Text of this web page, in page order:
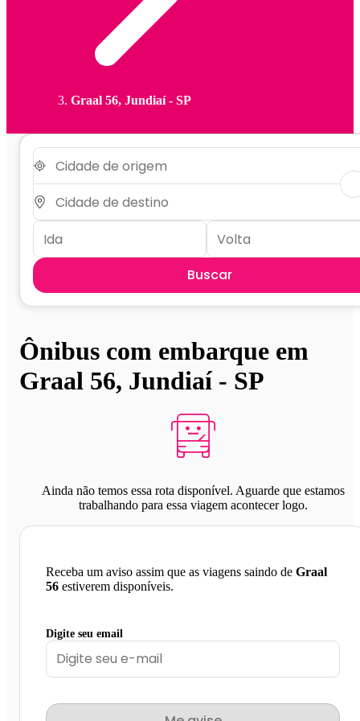
Graal 56, Jundiaí - SP
Buscar
Ônibus com embarque em
Graal 56, Jundiaí - SP
Ainda não temos essa rota disponível. Aguarde que estamos
trabalhando para essa viagem acontecer logo.
Receba um aviso assim que as viagens saindo de Graal
56 estiverem disponíveis.
Digite seu email